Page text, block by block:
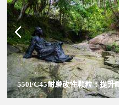
550FC45耐磨改性颗粒：提升